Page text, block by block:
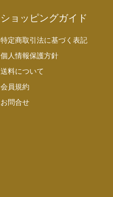
ショッピングガイド
特定商取引法に基づく表記
個人情報保護方針
送料について
会員規約
お問合せ